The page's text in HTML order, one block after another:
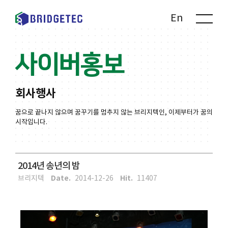
En
사이버홍보
회사행사
꿈으로 끝나지 않으며 꿈꾸기를 멈추지 않는 브리지텍인, 이제부터가 꿈의
시작입니다.
2014년 송년의 밤
브리지텍 Date. 2014-12-26 Hit. 11407